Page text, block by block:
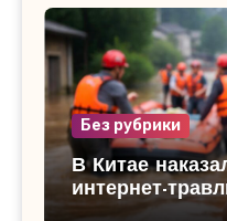
Без рубрики
В Китае
интернет-
чиновницы: